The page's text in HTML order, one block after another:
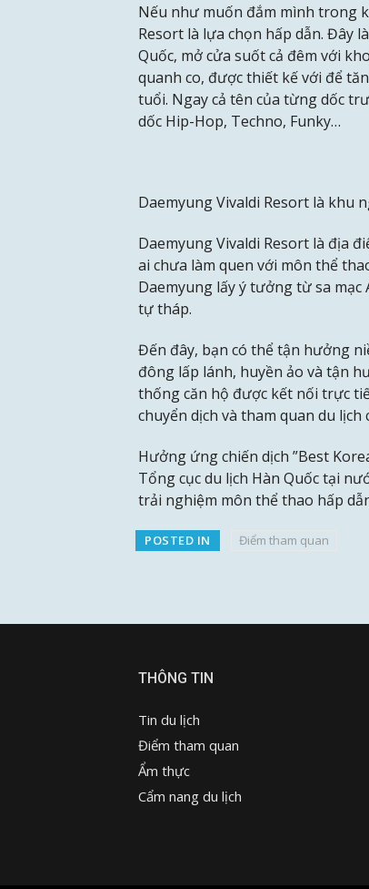
Nếu như muốn đắm mình trong
Resort là lựa chọn hấp dẫn.
Quốc, mở cửa suốt cả đêm với
quanh co, được thiết kế với để
tuổi. Ngay cả tên của từng dốc
dốc Hip-Hop, Techno, Funky…
Daemyung Vivaldi Resort là khu
Daemyung Vivaldi Resort là địa
ai chưa làm quen với môn thể
Daemyung lấy ý tưởng từ sa
tự tháp.
Đến đây, bạn có thể tận hưởng
đông lấp lánh, huyền ảo và tận
thống căn hộ được kết nối trực
chuyển dịch và tham quan du lịch
Hưởng ứng chiến dịch ”Best
Tổng cục du lịch Hàn Quốc tại
trải nghiệm môn thể thao hấp
POSTED IN Điểm tham quan
THÔNG TIN
Tin du lịch
Điểm tham quan
Ẩm thực
Cẩm nang du lịch